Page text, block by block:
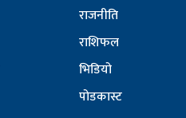
राजनीति
राशिफल
भिडियो
पोडकास्ट